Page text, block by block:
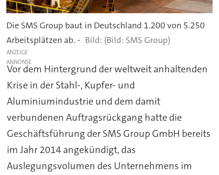
Die SMS Group baut in Deutschland 1.200 von 5.250
Arbeitsplätzen ab. -
(Bild: SMS Group)
ANZEIGE
Vor dem Hintergrund der weltweit anhaltenden
Krise in der Stahl-, Kupfer- und
Aluminiumindustrie und dem damit
verbundenen Auftragsrückgang hatte die
Geschäftsführung der SMS Group GmbH bereits
im Jahr 2014 angekündigt, das
Auslegungsvolumen des Unternehmens im